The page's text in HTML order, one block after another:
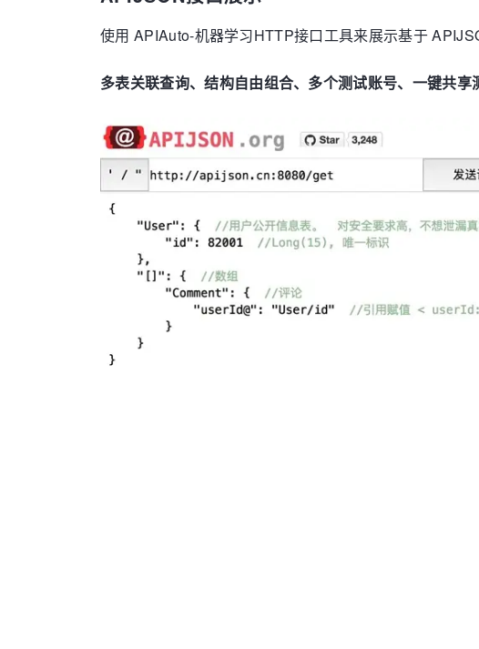
使用 APIAuto-机器学习HTTP接口工具来展示基于
多表关联查询、结构自由组合、多个测试账号、一键共享